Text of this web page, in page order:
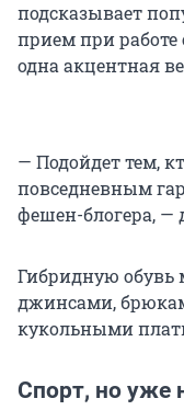
подсказывает
прием при работе
одна акцентная
— Подойдет тем,
повседневным
фешен-блогера, —
Гибридную обувь
джинсами,
кукольными
Спорт, но уже